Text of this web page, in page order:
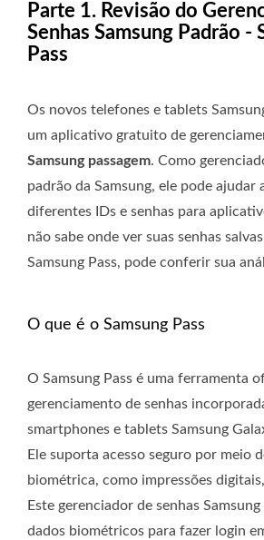
Parte 1. Revisão do
Senhas Samsung Padrão -
Pass
Os novos telefones e tablets
um aplicativo gratuito de
Samsung passagem. Como
padrão da Samsung, ele pode ajudar
diferentes IDs e senhas para
não sabe onde ver suas senhas
Samsung Pass, pode conferir sua
O que é o Samsung Pass
O Samsung Pass é uma ferramenta
gerenciamento de senhas
smartphones e tablets Samsung
Ele suporta acesso seguro por meio
biométrica, como impressões
Este gerenciador de senhas
dados biométricos para fazer login